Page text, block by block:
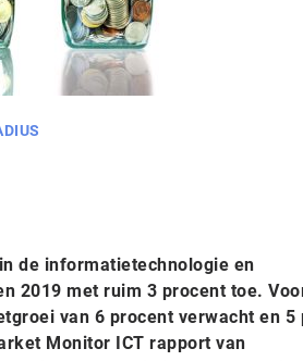
de informatietechnologie en
2019 met ruim 3 procent toe.
van 6 procent verwacht en 5
Monitor ICT rapport van